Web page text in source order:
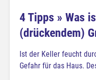
4 Tipps » Was
(drückendem)
Ist der Keller feucht
Gefahr für das Haus.